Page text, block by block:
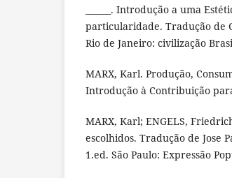
______. Introdução a uma
particularidade. Tradução de
Rio de Janeiro: civilização
MARX, Karl. Produção,
Introdução à Contribuição
MARX, Karl; ENGELS,
escolhidos. Tradução de Jose
1.ed. São Paulo: Expressão